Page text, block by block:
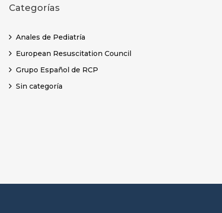
Categorías
Anales de Pediatría
European Resuscitation Council
Grupo Español de RCP
Sin categoría